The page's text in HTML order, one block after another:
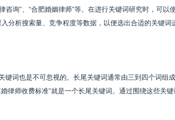
咨询”、“合肥婚姻律师”等。在进行关键词研究时，可
分析搜索量、竞争程度等数据，以便选出合适的关键词
键词也是不可忽视的。长尾关键词通常由三到四个词组
律师收费标准”就是一个长尾关键词。通过围绕这些关